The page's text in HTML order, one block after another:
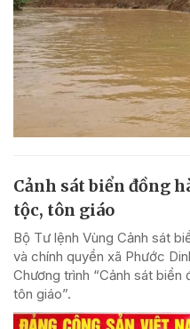
Cảnh sát biển đồng
tộc, tôn giáo
Bộ Tư lệnh Vùng Cảnh sát
và chính quyền xã Phước
Chương trình “Cảnh sát
tôn giáo”.